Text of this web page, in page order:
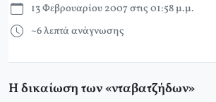
13 Φεβρουαρίου 2007 στις 01:58 μ.μ.
~6 λεπτά ανάγνωσης
Η δικαίωση των «νταβατζήδων»